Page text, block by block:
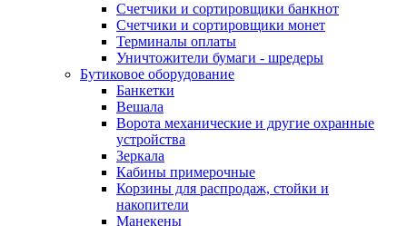
Счетчики и сортировщики банкнот
Счетчики и сортировщики монет
Терминалы оплаты
Уничтожители бумаги - шредеры
Бутиковое оборудование
Банкетки
Вешала
Ворота механические и другие охранные
устройства
Зеркала
Кабины примерочные
Корзины для распродаж, стойки и
накопители
Манекены